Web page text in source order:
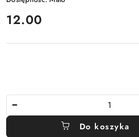
cena:
12.00
Do koszyka